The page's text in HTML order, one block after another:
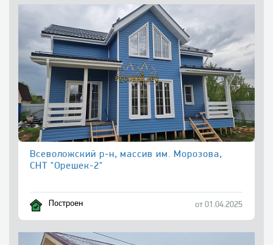
Всеволожский р-н, массив им. Морозова,
СНТ "Орешек-2"
Построен от 01.04.2025